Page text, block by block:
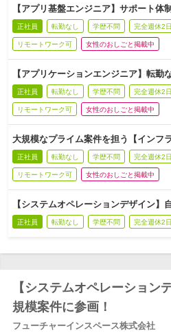
【アプリ基盤エンジニア】サポート体
正社員 転勤なし 学歴不問 完全週休2
リモートワーク可 女性のおしごと掲載中
【アプリケーションエンジニア】転
正社員 転勤なし 学歴不問 完全週休2
リモートワーク可 女性のおしごと掲載中
大規模なプライム案件を担う【インフ
正社員 転勤なし 学歴不問 完全週休2
リモートワーク可 女性のおしごと掲載中
【システムオペレーションデザイン】
正社員 転勤なし 学歴不問 完全週休2
【システムオペレーション
規模案件に参画！
フューチャーインスペース株式会社